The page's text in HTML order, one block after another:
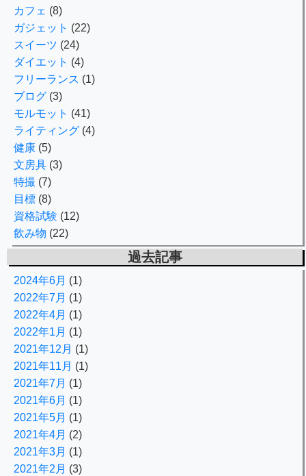
カフェ (8)
ガジェット (22)
スイーツ (24)
ダイエット (4)
フリーランス (1)
ブログ (3)
モルモット (41)
ライティング (4)
健康 (5)
文房具 (3)
特撮 (7)
目標 (8)
資格試験 (12)
飲み物 (22)
過去記事
2024年6月 (1)
2022年7月 (1)
2022年4月 (1)
2022年1月 (1)
2021年12月 (1)
2021年11月 (1)
2021年7月 (1)
2021年6月 (1)
2021年5月 (1)
2021年4月 (2)
2021年3月 (1)
2021年2月 (3)